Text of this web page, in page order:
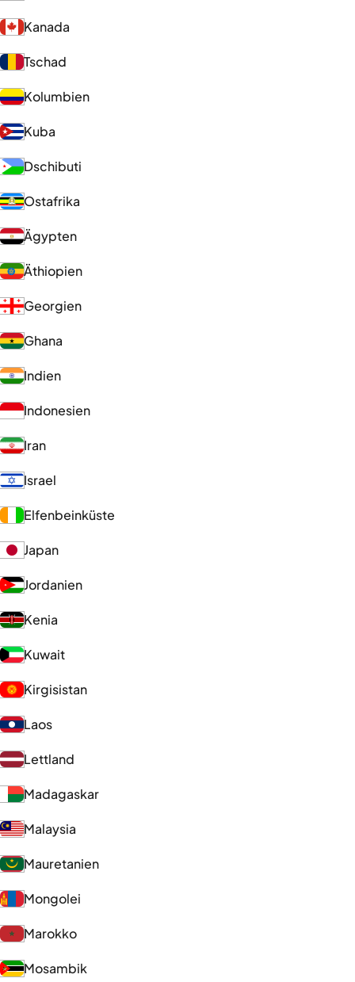
Kanada
Tschad
Kolumbien
Kuba
Dschibuti
Ostafrika
Ägypten
Äthiopien
Georgien
Ghana
Indien
Indonesien
Iran
Israel
Elfenbeinküste
Japan
Jordanien
Kenia
Kuwait
Kirgisistan
Laos
Lettland
Madagaskar
Malaysia
Mauretanien
Mongolei
Marokko
Mosambik